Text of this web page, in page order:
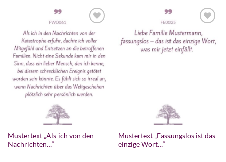
Mustertext „Als ich von den
Nachrichten…“
Mustertext „Fassungslos ist das
einzige Wort…“